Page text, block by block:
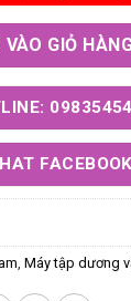
GIỎ
FACEBOOK
Máy tập dương